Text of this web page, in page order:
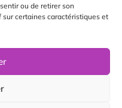
ou de retirer son
certaines caractéristiques et